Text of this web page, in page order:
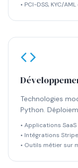
• PCI-DSS, KYC/
Technologies
Python.
• Applications
• Intégrations
• Outils métier sur